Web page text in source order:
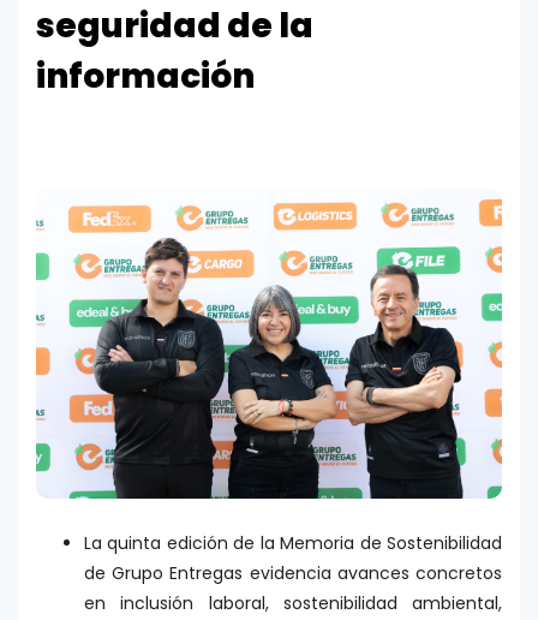
seguridad de la
información
La quinta edición de la Memoria de Sostenibilidad
de Grupo Entregas evidencia avances concretos
en inclusión laboral, sostenibilidad ambiental,